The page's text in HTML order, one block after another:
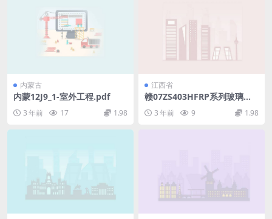
内蒙古
内蒙12J9_1-室外工程.pdf
3 年前 17 1.98
江西省
赣07ZS403HFRP系列玻璃钢
3 年前 9 1.98